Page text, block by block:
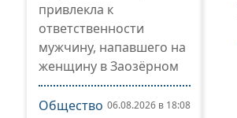
привлекла к
ответственности
мужчину, напавшего на
женщину в Заозёрном
Общество 06.08.2026 в 18:08